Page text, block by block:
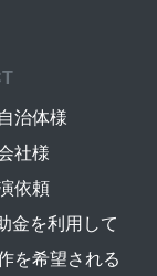
治体様
社様
依頼
金を利用して
を希望される